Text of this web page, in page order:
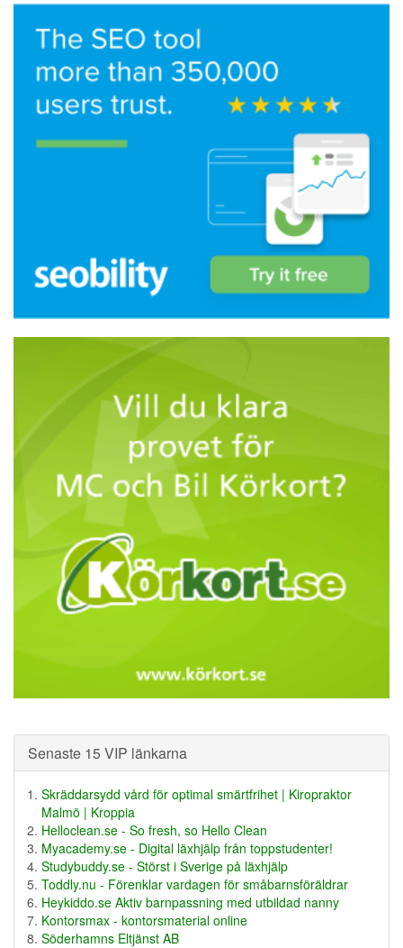
Senaste 15 VIP länkarna
Skräddarsydd vård för optimal smärtfrihet | Kiropraktor
Malmö | Kroppia
Helloclean.se - So fresh, so Hello Clean
Myacademy.se - Digital läxhjälp från toppstudenter!
Studybuddy.se - Störst i Sverige på läxhjälp
Toddly.nu - Förenklar vardagen för småbarnsföräldrar
Heykiddo.se Aktiv barnpassning med utbildad nanny
Kontorsmax - kontorsmaterial online
Söderhamns Eltjänst AB